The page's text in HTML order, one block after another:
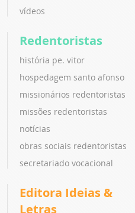
vídeos
Redentoristas
história pe. vitor
hospedagem santo afonso
missionários redentoristas
missões redentoristas
notícias
obras sociais redentoristas
secretariado vocacional
Editora Ideias &
Letras